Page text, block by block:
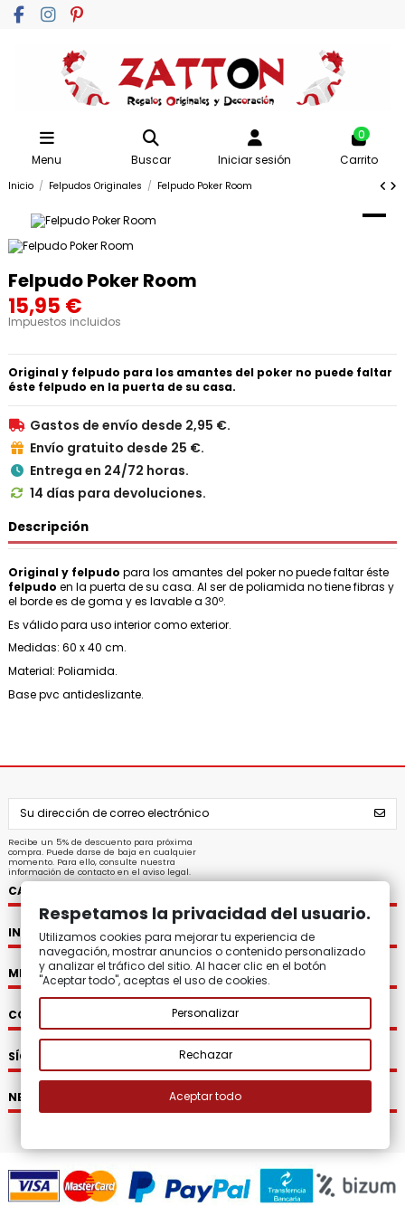
Menu Buscar Iniciar sesión
0
Carrito
Inicio Felpudos Originales Felpudo Poker Room
Felpudo Poker Room
15,95 €
Impuestos incluidos
Original y felpudo para los amantes del poker no puede faltar
éste felpudo en la puerta de su casa.
 Gastos de envío desde 2,95 €.
 Envío gratuito desde 25 €.
 Entrega en 24/72 horas.
 14 días para devoluciones.
Descripción
Original y felpudo para los amantes del poker no puede faltar éste
felpudo en la puerta de su casa. Al ser de poliamida no tiene fibras y
el borde es de goma y es lavable a 30º.
Es válido para uso interior como exterior.
Medidas: 60 x 40 cm.
Material: Poliamida.
Base pvc antideslizante.
Recibe un 5% de descuento para próxima
compra. Puede darse de baja en cualquier
momento. Para ello, consulte nuestra
información de contacto en el aviso legal.
CATEGORÍAS
INFORMACIÓN
MI CUENTA
CONTACTO
SÍGUENOS
NEWSLETTER
Respetamos la privacidad del usuario.
Utilizamos cookies para mejorar tu experiencia de
navegación, mostrar anuncios o contenido personalizado
y analizar el tráfico del sitio. Al hacer clic en el botón
"Aceptar todo", aceptas el uso de cookies.
Personalizar
Rechazar
Aceptar todo